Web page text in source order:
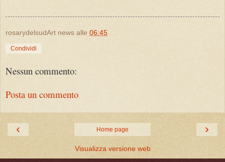
rosarydelsudArt news alle 06:45
Condividi
Nessun commento:
Posta un commento
‹ ›
Home page
Visualizza versione web